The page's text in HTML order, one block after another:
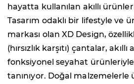
hayatta kullanılan akıllı
Tasarım odaklı bir lifestyle ve
markası olan XD Design,
(hırsızlık karşıtı) çantalar,
fonksiyonel seyahat
tanınıyor. Doğal